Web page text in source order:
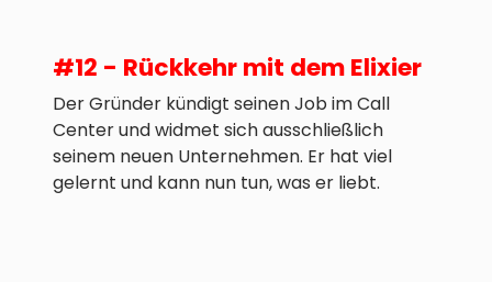
#12 - Rückkehr mit dem Elixier
Der Gründer kündigt seinen Job im Call
Center und widmet sich ausschließlich
seinem neuen Unternehmen. Er hat viel
gelernt und kann nun tun, was er liebt.